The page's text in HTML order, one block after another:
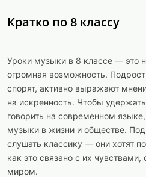
Кратко по 8 классу
Уроки музыки в 8 классе — это
огромная возможность.
спорят, активно выражают
на искренность. Чтобы
говорить на современном
музыки в жизни и обществе.
слушать классику — они хотят
как это связано с их
миром.